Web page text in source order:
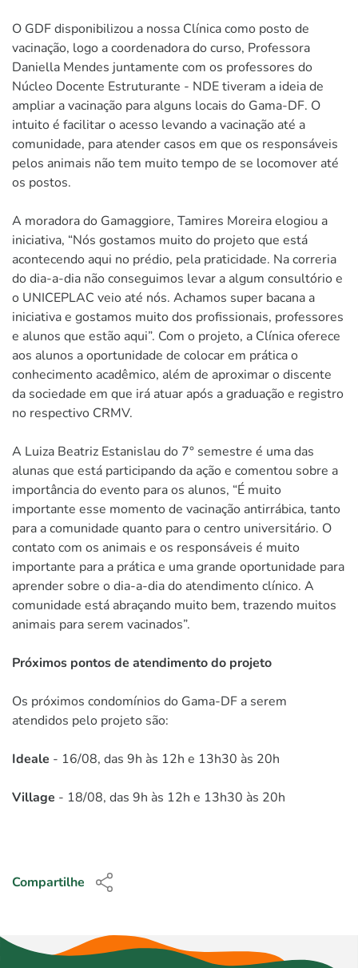
O GDF disponibilizou a nossa Clínica como posto de
vacinação, logo a coordenadora do curso, Professora
Daniella Mendes juntamente com os professores do
Núcleo Docente Estruturante - NDE tiveram a ideia de
ampliar a vacinação para alguns locais do Gama-DF. O
intuito é facilitar o acesso levando a vacinação até a
comunidade, para atender casos em que os responsáveis
pelos animais não tem muito tempo de se locomover até
os postos.
A moradora do Gamaggiore, Tamires Moreira elogiou a
iniciativa, “Nós gostamos muito do projeto que está
acontecendo aqui no prédio, pela praticidade. Na correria
do dia-a-dia não conseguimos levar a algum consultório e
o UNICEPLAC veio até nós. Achamos super bacana a
iniciativa e gostamos muito dos profissionais, professores
e alunos que estão aqui”. Com o projeto, a Clínica oferece
aos alunos a oportunidade de colocar em prática o
conhecimento acadêmico, além de aproximar o discente
da sociedade em que irá atuar após a graduação e registro
no respectivo CRMV.
A Luiza Beatriz Estanislau do 7° semestre é uma das
alunas que está participando da ação e comentou sobre a
importância do evento para os alunos, “É muito
importante esse momento de vacinação antirrábica, tanto
para a comunidade quanto para o centro universitário. O
contato com os animais e os responsáveis é muito
importante para a prática e uma grande oportunidade para
aprender sobre o dia-a-dia do atendimento clínico. A
comunidade está abraçando muito bem, trazendo muitos
animais para serem vacinados”.
Próximos pontos de atendimento do projeto
Os próximos condomínios do Gama-DF a serem
atendidos pelo projeto são:
Ideale - 16/08, das 9h às 12h e 13h30 às 20h
Village - 18/08, das 9h às 12h e 13h30 às 20h
Compartilhe